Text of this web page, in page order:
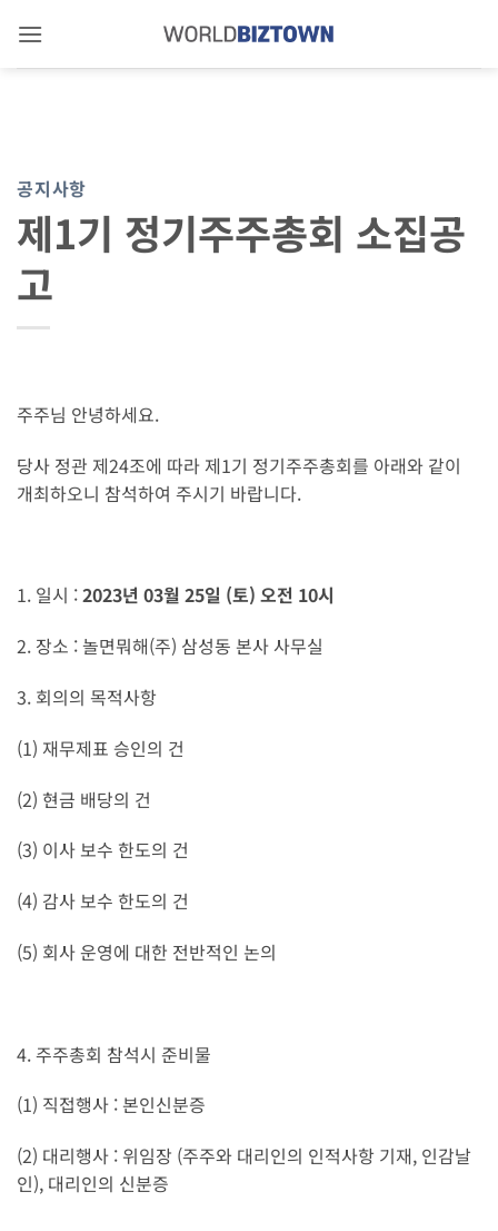
content
공지사항
제1기 정기주주총회 소집공
고
주주님 안녕하세요.
당사 정관 제24조에 따라 제1기 정기주주총회를 아래와 같이
개최하오니 참석하여 주시기 바랍니다.
1. 일시 :2023년 03월 25일 (토) 오전 10시
2. 장소 : 놀면뭐해(주) 삼성동 본사 사무실
3. 회의의 목적사항
(1) 재무제표 승인의 건
(2) 현금 배당의 건
(3) 이사 보수 한도의 건
(4) 감사 보수 한도의 건
(5) 회사 운영에 대한 전반적인 논의
4. 주주총회 참석시 준비물
(1) 직접행사 : 본인신분증
(2) 대리행사 : 위임장 (주주와 대리인의 인적사항 기재, 인감날
인), 대리인의 신분증